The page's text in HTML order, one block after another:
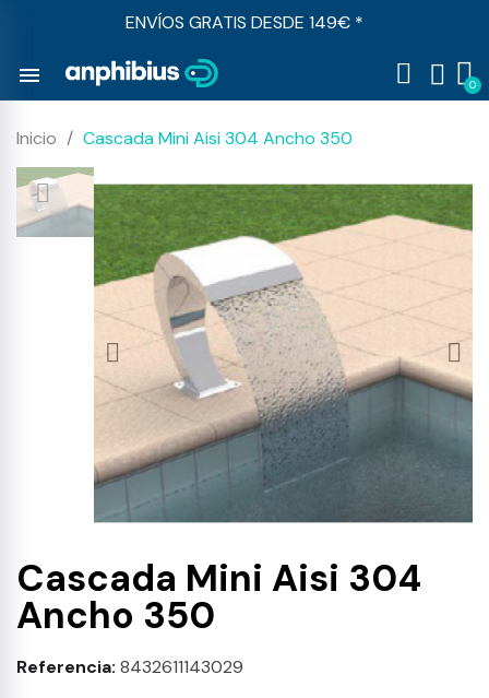
ENVÍOS GRATIS DESDE 149€ *
menu
Inicio Cascada Mini Aisi 304 Ancho 350
Cascada Mini Aisi 304
Ancho 350
Referencia 8432611143029